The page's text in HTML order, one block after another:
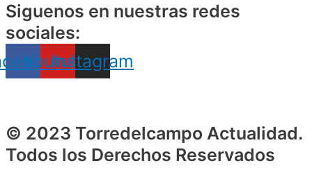
Siguenos en nuestras redes
sociales:
Youtube
Instagram
© 2023 Torredelcampo Actualidad.
Todos los Derechos Reservados